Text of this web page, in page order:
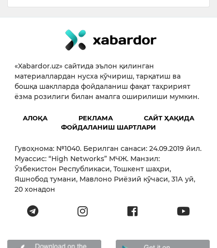
«Xabardor.uz» сайтида эълон қилинган
материаллардан нусха кўчириш, тарқатиш ва
бошқа шаклларда фойдаланиш фақат таҳририят
ёзма розилиги билан амалга оширилиши мумкин.
АЛОҚА РЕКЛАМА
САЙТ ҲАҚИДА
ФОЙДАЛАНИШ ШАРТЛАРИ
Гувоҳнома: №1040. Берилган санаси: 24.09.2019 йил.
Муассис: “High Networks” МЧЖ. Манзил:
Ўзбекистон Республикаси, Тошкент шаҳри,
Яшнобод тумани, Мавлоно Риёзий кўчаси, 31А уй,
20 хонадон